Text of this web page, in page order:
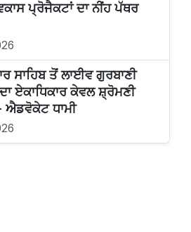
ਪ੍ਰੋਜੈਕਟਾਂ ਦਾ ਨੀਂਹ ਪੱਥਰ
ਸਾਹਿਬ ਤੋਂ ਲਾਈਵ ਗੁਰਬਾਣੀ
ਏਕਾਧਿਕਾਰ ਕੇਵਲ ਸ਼੍ਰੋਮਣੀ
ਐਡਵੋਕੇਟ ਧਾਮੀ